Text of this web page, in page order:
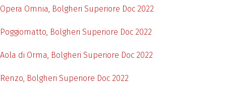
Opera Omnia, Bolgheri Superiore Doc 2022
Poggiomatto, Bolgheri Superiore Doc 2022
Aola di Orma, Bolgheri Superiore Doc 2022
Renzo, Bolgheri Superiore Doc 2022